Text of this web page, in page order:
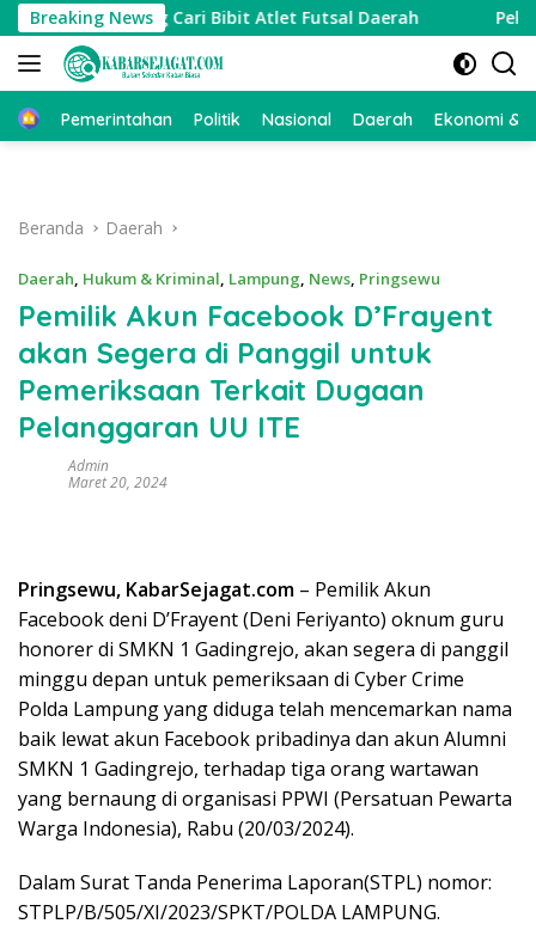
Langsung
ke
konten
Breaking News
2026, Ajang Cari Bibit Atlet Futsal Daerah Pekon
Beranda
Pemerintahan Politik Nasional Daerah Ekonomi &
Beranda Daerah
Daerah, Hukum & Kriminal, Lampung, News, Pringsewu
Pemilik Akun Facebook D’Frayent
akan Segera di Panggil untuk
Pemeriksaan Terkait Dugaan
Pelanggaran UU ITE
Admin
Maret 20, 2024
Pringsewu, KabarSejagat.com – Pemilik Akun
Facebook deni D’Frayent (Deni Feriyanto) oknum guru
honorer di SMKN 1 Gadingrejo, akan segera di panggil
minggu depan untuk pemeriksaan di Cyber Crime
Polda Lampung yang diduga telah mencemarkan nama
baik lewat akun Facebook pribadinya dan akun Alumni
SMKN 1 Gadingrejo, terhadap tiga orang wartawan
yang bernaung di organisasi PPWI (Persatuan Pewarta
Warga Indonesia), Rabu (20/03/2024).
Dalam Surat Tanda Penerima Laporan(STPL) nomor:
STPLP/B/505/XI/2023/SPKT/POLDA LAMPUNG.